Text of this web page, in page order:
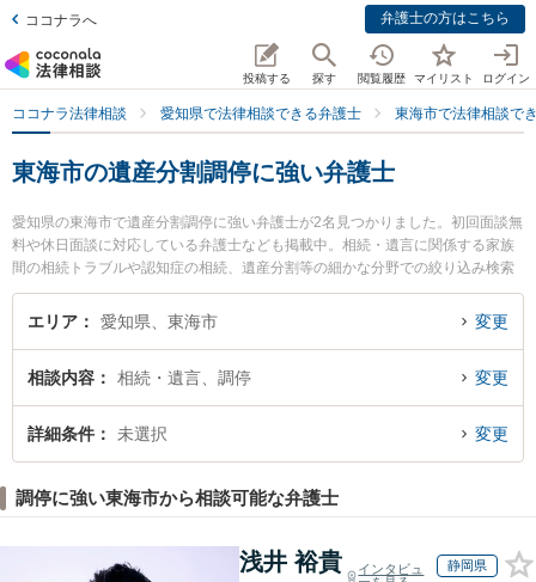
ココナラへ 弁護士の方はこちら
投稿する 探す 閲覧履歴 マイリスト ログイン
ココナラ法律相談 愛知県で法律相談できる弁護士 東海市で法律相談で
東海市の遺産分割調停に強い弁護士
愛知県の東海市で遺産分割調停に強い弁護士が2名見つかりました。初回面談無
料や休日面談に対応している弁護士なども掲載中。相続・遺言に関係する家族
間の相続トラブルや認知症の相続、遺産分割等の細かな分野での絞り込み検索
もでき便利です。特に弁護士法人心 東海法律事務所の長谷川 睦弁護士やいろは
法律事務所の林 佳宏弁護士のプロフィール情報や弁護士費用、強みなどが注目
の弁護士を検索したい』『初回相談無料で遺産分割調停を法律相談できる東海
市内の弁護士に相談予約したい』などでお困りの相談者さんにおすすめです。
エリア 愛知県、東海市 変更
相談内容 相続・遺言、調停 変更
詳細条件 未選択 変更
調停に強い東海市から相談可能な弁護士
浅井 裕貴
インタビュ
静岡県